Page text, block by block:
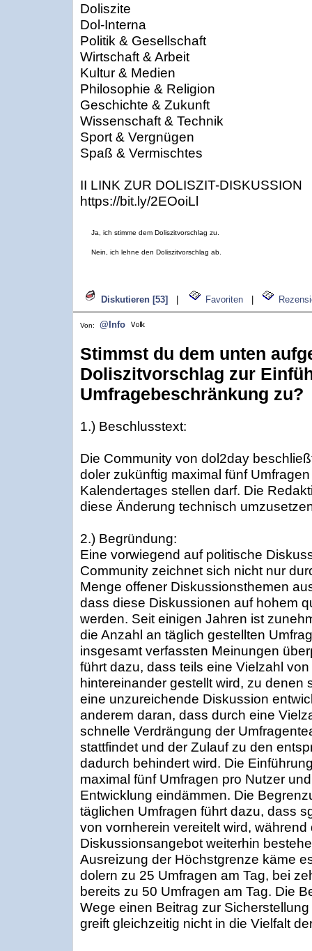
Doliszite
Dol-Interna
Politik & Gesellschaft
Wirtschaft & Arbeit
Kultur & Medien
Philosophie & Religion
Geschichte & Zukunft
Wissenschaft & Technik
Sport & Vergnügen
Spaß & Vermischtes
II LINK ZUR DOLISZIT-DISKUSSION
https://bit.ly/2EOoiLl
Ja, ich stimme dem Doliszitvorschlag zu.
Nein, ich lehne den Doliszitvorschlag ab.
Diskutieren [53] Favoriten
Von: @Info
Stimmst du dem unten
Doliszitvorschlag zur
Umfragebeschränkung zu?
1.) Beschlusstext:
Die Community von dol2day
doler zukünftig maximal fünf
Kalendertages stellen darf. Die
diese Änderung technisch
2.) Begründung:
Eine vorwiegend auf politische
Community zeichnet sich nicht nur
Menge offener Diskussionsthemen
dass diese Diskussionen auf hohem
werden. Seit einigen Jahren ist
die Anzahl an täglich gestellten
insgesamt verfassten Meinungen
führt dazu, dass teils eine Vielzahl
hintereinander gestellt wird, zu denen
eine unzureichende Diskussion
anderem daran, dass durch eine
schnelle Verdrängung der
stattfindet und der Zulauf zu den
dadurch behindert wird. Die
maximal fünf Umfragen pro Nutzer
Entwicklung eindämmen. Die
täglichen Umfragen führt dazu, dass
von vornherein vereitelt wird,
Diskussionsangebot weiterhin
Ausreizung der Höchstgrenze käme
dolern zu 25 Umfragen am Tag, bei
bereits zu 50 Umfragen am Tag. Die
Wege einen Beitrag zur
greift gleichzeitig nicht in die Vielfalt